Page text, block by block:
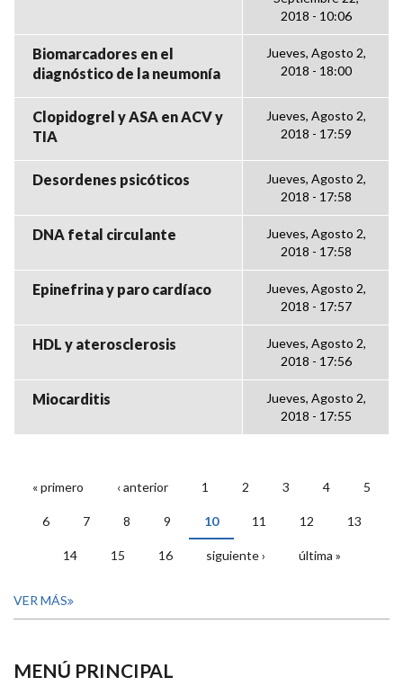
2018 - 10:06
Biomarcadores en el
diagnóstico de la neumonía
Jueves, Agosto 2,
2018 - 18:00
Clopidogrel y ASA en ACV y
TIA
Jueves, Agosto 2,
2018 - 17:59
Desordenes psicóticos
Jueves, Agosto 2,
2018 - 17:58
DNA fetal circulante
Jueves, Agosto 2,
2018 - 17:58
Epinefrina y paro cardíaco
Jueves, Agosto 2,
2018 - 17:57
HDL y aterosclerosis
Jueves, Agosto 2,
2018 - 17:56
Miocarditis
Jueves, Agosto 2,
2018 - 17:55
PÁGINAS
« primero ‹ anterior 1 2 3 4 5
6 7 8 9 10 11 12 13
14 15 16 siguiente › última »
VER MÁS
MENÚ PRINCIPAL